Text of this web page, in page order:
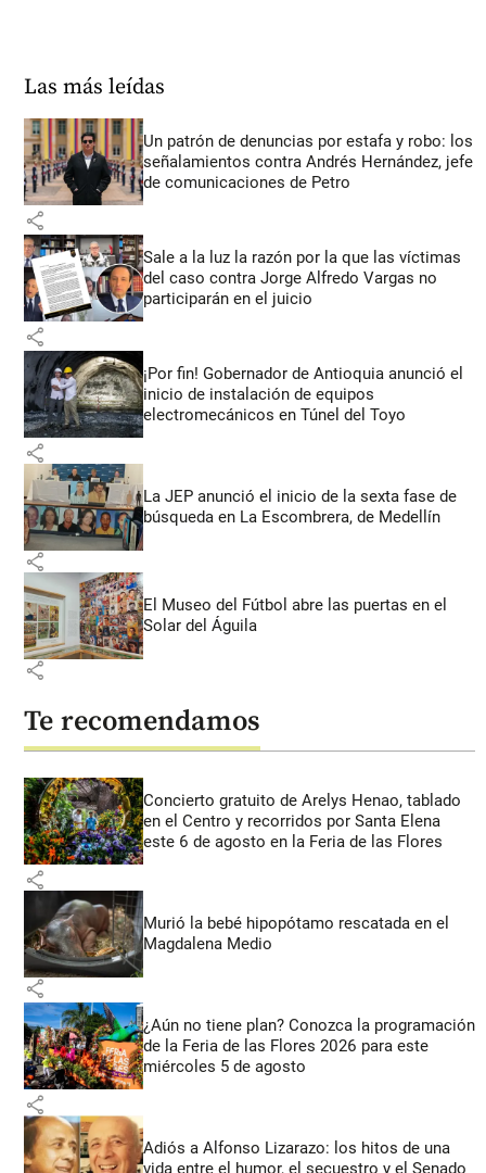
Las más leídas
Un patrón de denuncias por estafa y robo: los
señalamientos contra Andrés Hernández, jefe
de comunicaciones de Petro
share
Sale a la luz la razón por la que las víctimas
del caso contra Jorge Alfredo Vargas no
participarán en el juicio
share
¡Por fin! Gobernador de Antioquia anunció el
inicio de instalación de equipos
electromecánicos en Túnel del Toyo
share
La JEP anunció el inicio de la sexta fase de
búsqueda en La Escombrera, de Medellín
share
El Museo del Fútbol abre las puertas en el
Solar del Águila
share
Te recomendamos
Concierto gratuito de Arelys Henao, tablado
en el Centro y recorridos por Santa Elena
este 6 de agosto en la Feria de las Flores
share
Murió la bebé hipopótamo rescatada en el
Magdalena Medio
share
¿Aún no tiene plan? Conozca la programación
de la Feria de las Flores 2026 para este
miércoles 5 de agosto
share
Adiós a Alfonso Lizarazo: los hitos de una
vida entre el humor, el secuestro y el Senado